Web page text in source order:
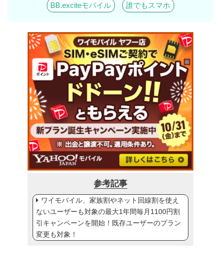
BB.exciteモバイル 誰でもスマホ
参考記事
ワイモバイル、家族割やネット回線割を使え
ないユーザーも対象の最大1年間毎月1100円割
引キャンペーンを開始！既存ユーザーのプラン
変更も対象！